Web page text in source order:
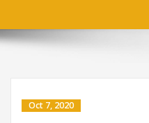
Oct 7, 2020